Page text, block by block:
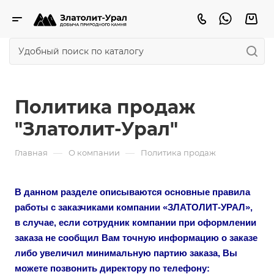
Политика продаж
"Златолит-Урал"
Главная — О компании — Политика продаж
В данном разделе описываются основные правила
работы с заказчиками компании «ЗЛАТОЛИТ-УРАЛ»,
в случае, если сотрудник компании при оформлении
заказа не сообщил Вам точную информацию о заказе
либо увеличил минимальную партию заказа, Вы
можете позвонить директору по телефону: